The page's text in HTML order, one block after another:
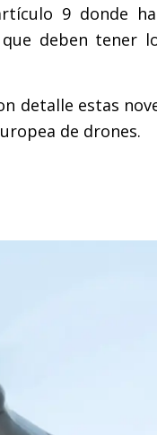
9 donde
que deben tener
detalle estas
de drones.